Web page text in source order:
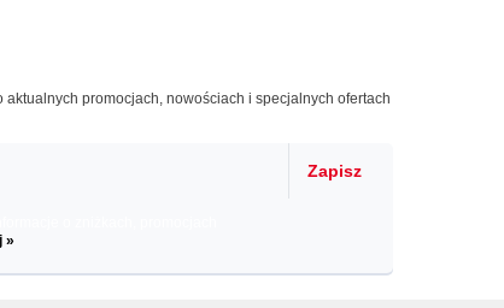
promocjach, nowościach i specjalnych ofertach
Zapisz
»